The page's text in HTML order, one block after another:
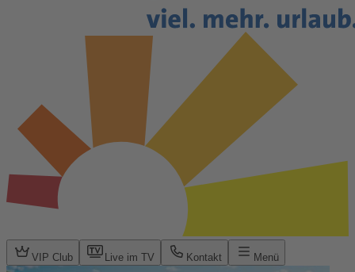
VIP Club Live im TV Kontakt Menü